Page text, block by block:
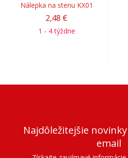
Nálepka na stenu KX01
2,48 €
1 - 4 týždne
Najdôležitejšie
email